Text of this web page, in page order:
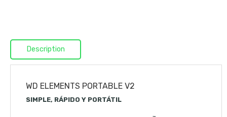
Description
WD ELEMENTS PORTABLE V2
SIMPLE, RÁPIDO Y PORTÁTIL